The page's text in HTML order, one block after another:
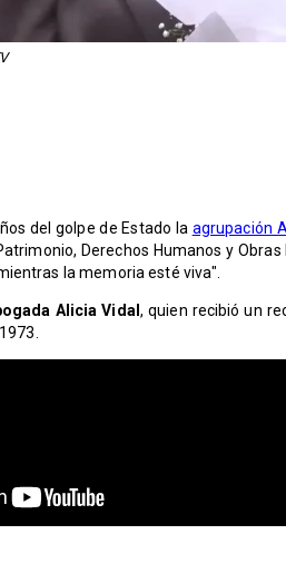
del golpe de Estado la agrupación
Derechos Humanos y
la memoria esté viva".
Alicia Vidal , quien recibió un